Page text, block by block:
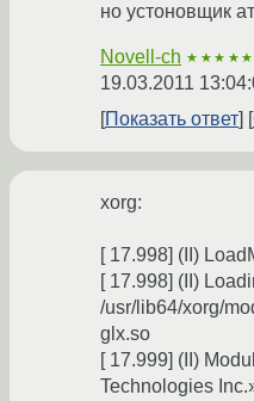
но устоновщик
Novell-ch ★★★★★
19.03.2011
Показать ответ
xorg:
[ 17.998] (II)
[ 17.998] (II)
/usr/lib64/xorg/
glx.so
[ 17.999] (II)
Technologies